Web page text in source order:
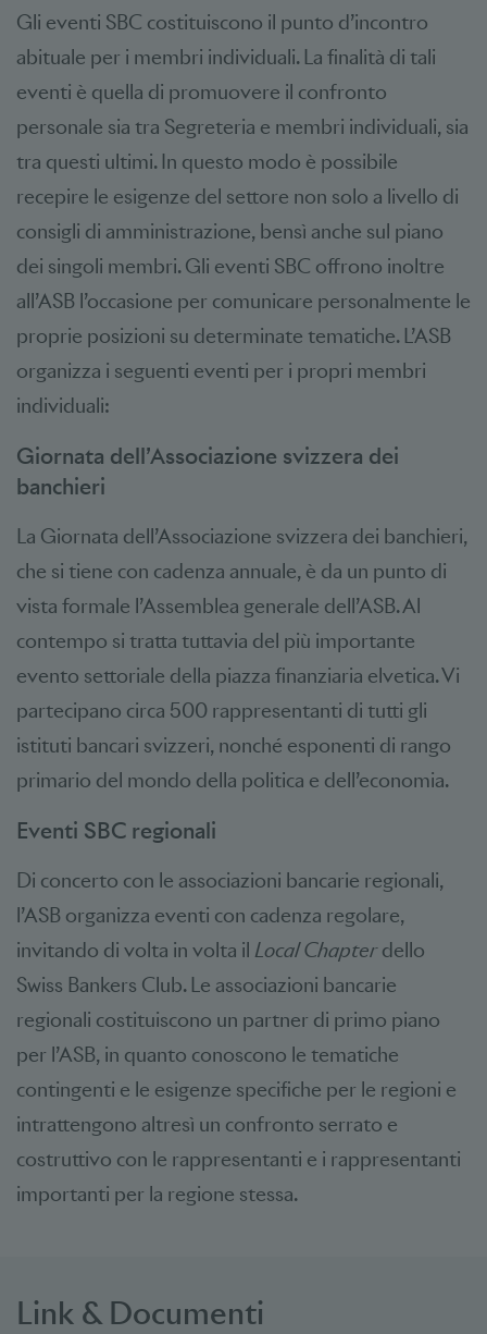
Gli eventi SBC costituiscono il punto d’incontro
abituale per i membri individuali. La finalità di tali
eventi è quella di promuovere il confronto
personale sia tra Segreteria e membri individuali, sia
tra questi ultimi. In questo modo è possibile
recepire le esigenze del settore non solo a livello di
consigli di amministrazione, bensì anche sul piano
dei singoli membri. Gli eventi SBC offrono inoltre
all’ASB l’occasione per comunicare personalmente le
proprie posizioni su determinate tematiche. L’ASB
organizza i seguenti eventi per i propri membri
individuali:
Giornata dell’Associazione svizzera dei
banchieri
La Giornata dell’Associazione svizzera dei banchieri,
che si tiene con cadenza annuale, è da un punto di
vista formale l’Assemblea generale dell’ASB. Al
contempo si tratta tuttavia del più importante
evento settoriale della piazza finanziaria elvetica. Vi
partecipano circa 500 rappresentanti di tutti gli
istituti bancari svizzeri, nonché esponenti di rango
primario del mondo della politica e dell’economia.
Eventi SBC regionali
Di concerto con le associazioni bancarie regionali,
l’ASB organizza eventi con cadenza regolare,
invitando di volta in volta il Local Chapterdello
Swiss Bankers Club. Le associazioni bancarie
regionali costituiscono un partner di primo piano
per l’ASB, in quanto conoscono le tematiche
contingenti e le esigenze specifiche per le regioni e
intrattengono altresì un confronto serrato e
costruttivo con le rappresentanti e i rappresentanti
importanti per la regione stessa.
Link & Documenti